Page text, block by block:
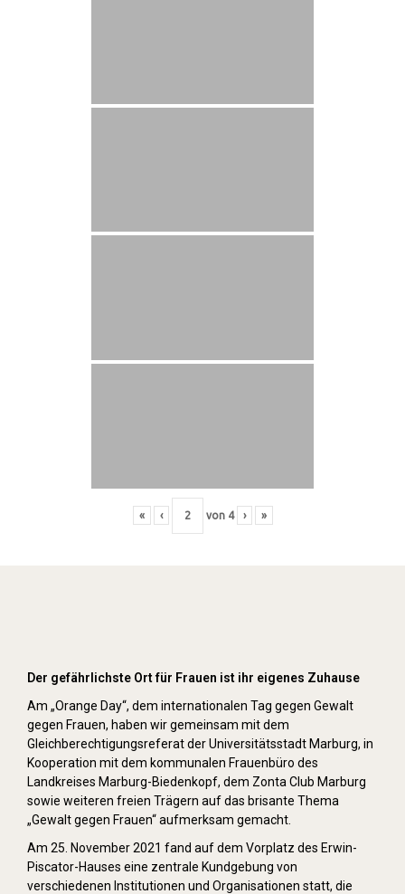
« ‹ von 4 › »
Der gefährlichste Ort für Frauen ist ihr eigenes Zuhause
Am „Orange Day“, dem internationalen Tag gegen Gewalt
gegen Frauen, haben wir gemeinsam mit dem
Gleichberechtigungsreferat der Universitätsstadt Marburg, in
Kooperation mit dem kommunalen Frauenbüro des
Landkreises Marburg-Biedenkopf, dem Zonta Club Marburg
sowie weiteren freien Trägern auf das brisante Thema
„Gewalt gegen Frauen“ aufmerksam gemacht.
Am 25. November 2021 fand auf dem Vorplatz des Erwin-
Piscator-Hauses eine zentrale Kundgebung von
verschiedenen Institutionen und Organisationen statt, die